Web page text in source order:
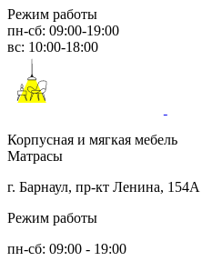
Режим работы
пн-сб: 09:00-19:00
вс: 10:00-18:00
Корпусная и мягкая мебель
Матрасы
г. Барнаул, пр-кт Ленина, 154А
Режим работы
пн-сб: 09:00 - 19:00